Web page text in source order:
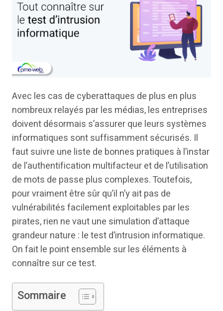
Avec les cas de cyberattaques de plus en plus
nombreux relayés par les médias, les entreprises
doivent désormais s’assurer que leurs systèmes
informatiques sont suffisamment sécurisés. Il
faut suivre une liste de bonnes pratiques à l’instar
de l’authentification multifacteur et de l’utilisation
de mots de passe plus complexes. Toutefois,
pour vraiment être sûr qu’il n’y ait pas de
vulnérabilités facilement exploitables par les
pirates, rien ne vaut une simulation d’attaque
grandeur nature : le test d’intrusion informatique.
On fait le point ensemble sur les éléments à
connaître sur ce test.
Sommaire